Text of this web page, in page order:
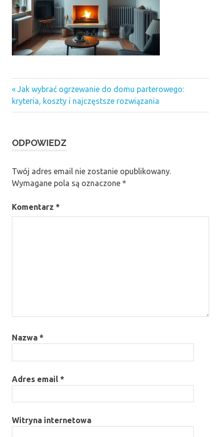
Nawigacja
wpisu
Previous
Post:
Jak wybrać ogrzewanie do domu parterowego:
kryteria, koszty i najczęstsze rozwiązania
ODPOWIEDZ
Twój adres email nie zostanie opublikowany.
Wymagane pola są oznaczone *
Komentarz *
Nazwa *
Adres email *
Witryna internetowa